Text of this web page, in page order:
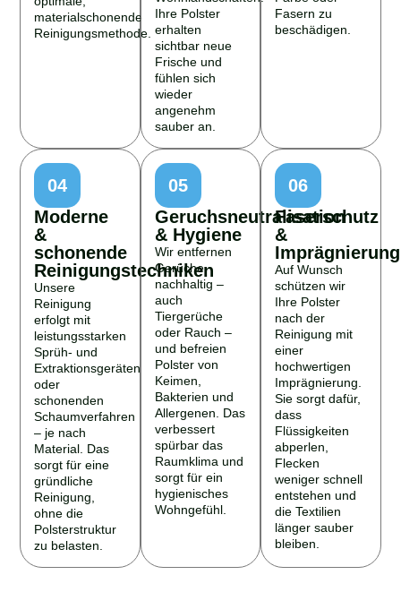
materialschonende
Reinigungsmethode.
Ihre Polster
erhalten
sichtbar neue
Frische und
fühlen sich
wieder
angenehm
sauber an.
Fasern zu
beschädigen.
04
Moderne
&
schonende
Reinigungstechniken
Unsere
Reinigung
erfolgt mit
leistungsstarken
Sprüh- und
Extraktionsgeräten
oder
schonenden
Schaumverfahren
– je nach
Material. Das
sorgt für eine
gründliche
Reinigung,
ohne die
Polsterstruktur
zu belasten.
05
Geruchsneutralisation
& Hygiene
Wir entfernen
Gerüche
nachhaltig –
auch
Tiergerüche
oder Rauch –
und befreien
Polster von
Keimen,
Bakterien und
Allergenen. Das
verbessert
spürbar das
Raumklima und
sorgt für ein
hygienisches
Wohngefühl.
06
Faserschutz
&
Imprägnierung
Auf Wunsch
schützen wir
Ihre Polster
nach der
Reinigung mit
einer
hochwertigen
Imprägnierung.
Sie sorgt dafür,
dass
Flüssigkeiten
abperlen,
Flecken
weniger schnell
entstehen und
die Textilien
länger sauber
bleiben.